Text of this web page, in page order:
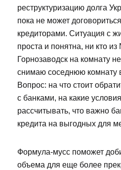
реструктуризацию долга
пока не может
кредиторами. Ситуация с
проста и понятна, ни кто
Горнозаводск на комнату
снимаю соседнюю комнату
Вопрос: на что стоит
с банками, на какие
рассчитывать, что важно
кредита на выгодных для
Формула-мусс поможет
объема для еще более